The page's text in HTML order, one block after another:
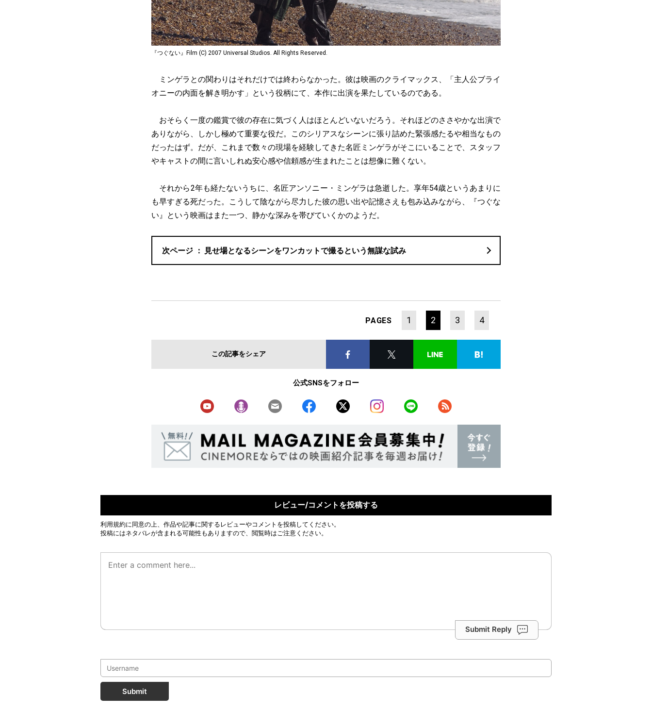
『つぐない』Film (C) 2007 Universal Studios. All Rights Reserved.
ミンゲラとの関わりはそれだけでは終わらなかった。彼は映画のクライマックス、「主人公ブライ
オニーの内面を解き明かす」という役柄にて、本作に出演を果たしているのである。
おそらく一度の鑑賞で彼の存在に気づく人はほとんどいないだろう。それほどのささやかな出演で
ありながら、しかし極めて重要な役だ。このシリアスなシーンに張り詰めた緊張感たるや相当なもの
だったはず。だが、これまで数々の現場を経験してきた名匠ミンゲラがそこにいることで、スタッフ
やキャストの間に言いしれぬ安心感や信頼感が生まれたことは想像に難くない。
それから2年も経たないうちに、名匠アンソニー・ミンゲラは急逝した。享年54歳というあまりに
も早すぎる死だった。こうして陰ながら尽力した彼の思い出や記憶さえも包み込みながら、『つぐな
い』という映画はまた一つ、静かな深みを帯びていくかのようだ。
見せ場となるシーンをワンカットで撮るという無謀な試み
PAGES 1 2 3 4
この記事をシェア
公式SNSをフォロー
レビュー/コメントを投稿する
利用規約に同意の上、作品や記事に関するレビューやコメントを投稿してください。
投稿にはネタバレが含まれる可能性もありますので、閲覧時はご注意ください。
Submit Reply
Submit